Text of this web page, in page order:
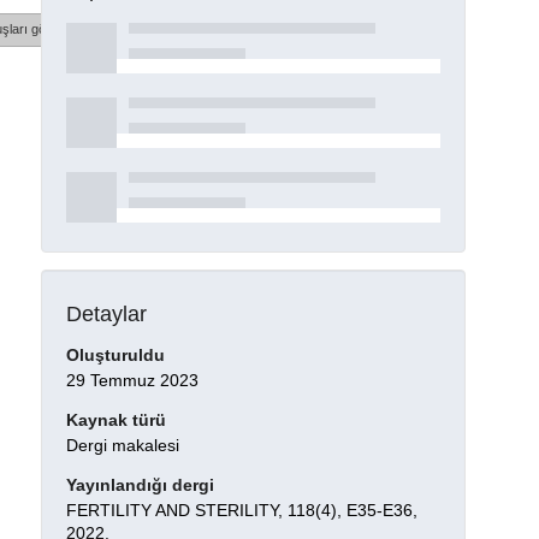
göster
Detaylar
Oluşturuldu
29 Temmuz 2023
Kaynak türü
Dergi makalesi
Yayınlandığı dergi
FERTILITY AND STERILITY, 118(4), E35-E36,
2022.